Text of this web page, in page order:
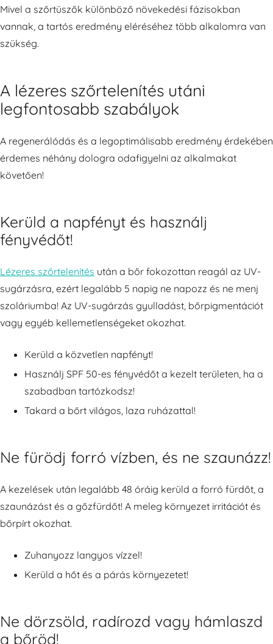
Mivel a szőrtüszők különböző növekedési fázisokban
vannak, a tartós eredmény eléréséhez több alkalomra van
szükség.
A lézeres szőrtelenítés utáni
legfontosabb szabályok
A regenerálódás és a legoptimálisabb eredmény érdekében
érdemes néhány dologra odafigyelni az alkalmakat
követően!
Kerüld a napfényt és használj
fényvédőt!
Lézeres szőrtelenítés után a bőr fokozottan reagál az UV-
sugárzásra, ezért legalább 5 napig ne napozz és ne menj
szoláriumba! Az UV-sugárzás gyulladást, bőrpigmentációt
vagy egyéb kellemetlenségeket okozhat.
Kerüld a közvetlen napfényt!
Használj SPF 50-es fényvédőt a kezelt területen, ha a
szabadban tartózkodsz!
Takard a bőrt világos, laza ruházattal!
Ne fürödj forró vízben, és ne szaunázz!
A kezelések után legalább 48 óráig kerüld a forró fürdőt, a
szaunázást és a gőzfürdőt! A meleg környezet irritációt és
bőrpírt okozhat.
Zuhanyozz langyos vízzel!
Kerüld a hőt és a párás környezetet!
Ne dörzsöld, radírozd vagy hámlaszd
a bőröd!